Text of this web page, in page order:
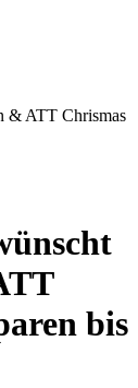
& ATT Chrismas
bis